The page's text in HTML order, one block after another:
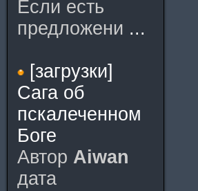
Если есть
предложени ...
[загрузки]
Сага об
пскалеченном
Боге
Автор Aiwan
дата